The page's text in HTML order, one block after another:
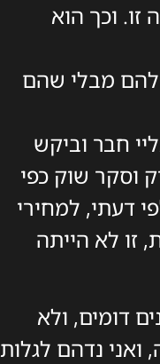
וכך הוא
מבלי שהם
יוצאת לי מהראש. בשנת 2019, פנה אליי חבר וביקש
וסקר שוק כפי
לו דירה בעלות של ₪800,000 כאשר לפי דעתי, למחירי
זו לא הייתה
דומים, ולא
ואני נדהם לגלות